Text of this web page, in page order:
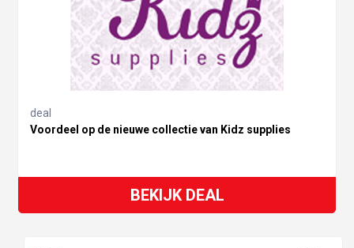
deal
Voordeel op de nieuwe collectie van Kidz supplies
BEKIJK DEAL